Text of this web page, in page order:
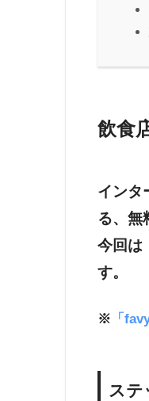
飲食
インタ
る、無
今回は
す。
※ 「
ステ